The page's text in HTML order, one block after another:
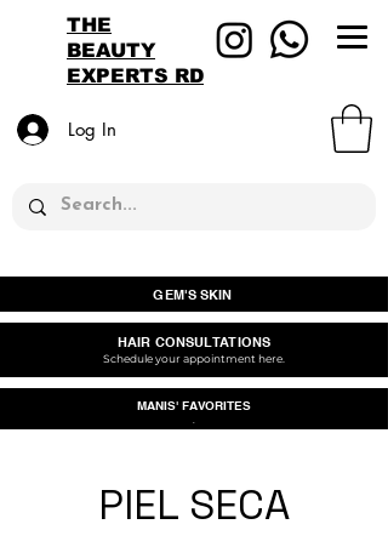
THE
BEAUTY
EXPERTS RD
GEM'S SKIN
HAIR CONSULTATIONS
Schedule your appointment here.
MANIS' FAVORITES
.
Log In
PIEL SECA